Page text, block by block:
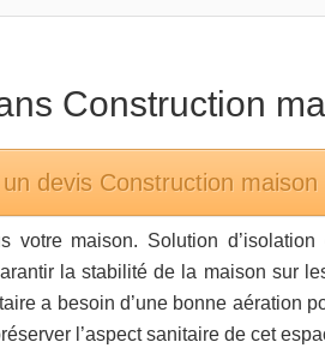
Construction
devis Construction maison
maison. Solution
la stabilité de la maison sur
a besoin d’une bonne aération
l’aspect sanitaire de cet